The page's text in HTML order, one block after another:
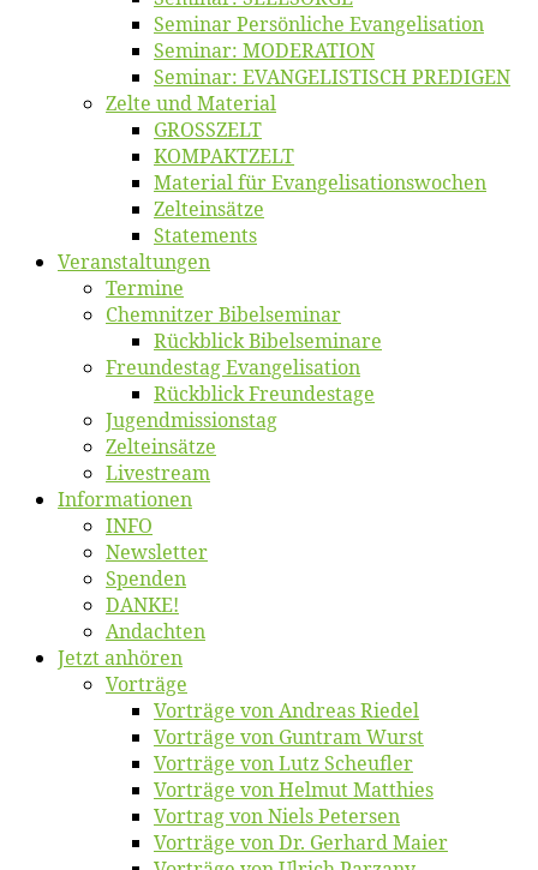
Se­mi­nar Per­sön­li­che Evangelisation
Se­mi­nar: MODERATION
Se­mi­nar: EVANGELISTISCH PREDIGEN
Zel­te und Material
GROSSZELT
KOMPAKTZELT
Ma­te­ri­al für Evangelisationswochen
Zelt­ein­sät­ze
State­ments
Ver­an­stal­tun­gen
Ter­mi­ne
Chemnit­zer Bibelseminar
Rück­blick Bibelseminare
Freun­des­tag Evangelisation
Rück­blick Freundestage
Jugend­mis­sions­tag
Zelt­ein­sät­ze
Live­stream
Informatio­nen
INFO
News­let­ter
Spen­den
DANKE!
An­dach­ten
Jetzt an­hö­ren
Vor­trä­ge
Vor­trä­ge von An­dre­as Riedel
Vor­trä­ge von Gun­tram Wurst
Vor­trä­ge von Lutz Scheufler
Vor­trä­ge von Hel­mut Matthies
Vor­trag von Niels Petersen
Vor­trä­ge von Dr. Ger­hard Maier